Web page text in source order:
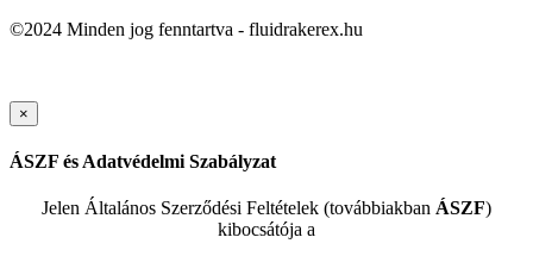
©2024 Minden jog fenntartva - fluidrakerex.hu
×
ÁSZF és Adatvédelmi Szabályzat
Jelen Általános Szerződési Feltételek (továbbiakban ÁSZF)
kibocsátója a